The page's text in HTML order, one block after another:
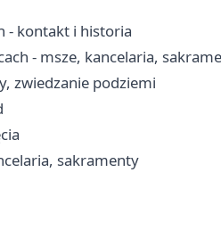
- kontakt i historia
- msze, kancelaria,
zwiedzanie podziemi
sakramenty